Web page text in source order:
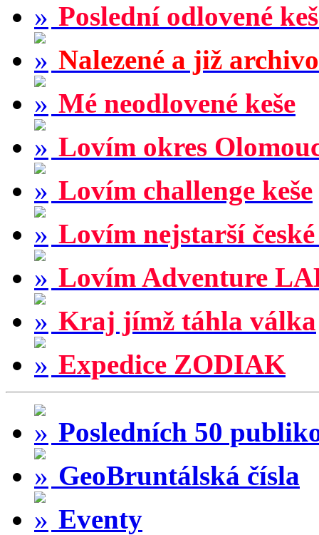
Poslední odlovené
Nalezené a již
Mé neodlovené keše
Lovím okres
Lovím challenge keše
Lovím nejstarší české
Lovím Adventure
Kraj jímž táhla válka
Expedice ZODIAK
Posledních 50
GeoBruntálská čísla
Eventy